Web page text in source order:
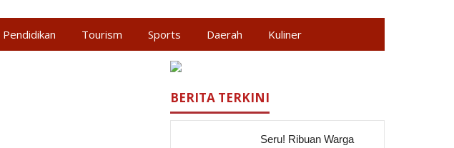
Pendidikan Tourism Sports Daerah Kuliner
BERITA TERKINI
Seru! Ribuan Warga